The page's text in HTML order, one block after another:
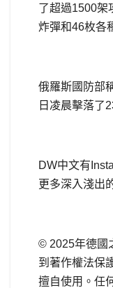
了超過1500架
炸彈和46枚各
俄羅斯國防部
日凌晨擊落了
DW中文有
更多深入淺出
© 2025年德國
到著作權法保
擅自使用。任